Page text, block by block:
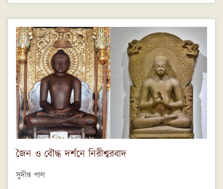
জলের পরিখা, তাদের উপর দিয়ে ছোটো ছোটো সেতু, আর অজস্র
নাগ। সেতুর রেলিংগুলো নাগের শরীর, মন্দিরের প্রবেশপথের দুধারের
রেলিংগুলিও নাগ, মন্দিরের দেয়ালচিত্রে নাগ, গৌতম বুদ্ধের মস্তক
আবৃত করে তাঁকে রক্ষা করে চলেছে একটি নাগ- সারা শহরে
আধিপত্য করছে দুটি নাগ- বৌদ্ধদের মুচলিন্দ আর হিন্দুদের বাসুকি।
জৈন ও বৌদ্ধ দর্শনে নিরীশ্বরবাদ
সুদীপ্ত পাল